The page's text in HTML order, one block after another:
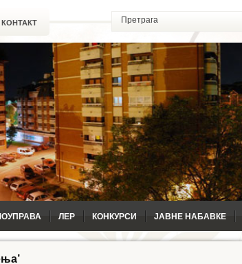
КОНТАКТ
ЛЕР КОНКУРСИ ЈАВНЕ НАБАВКЕ